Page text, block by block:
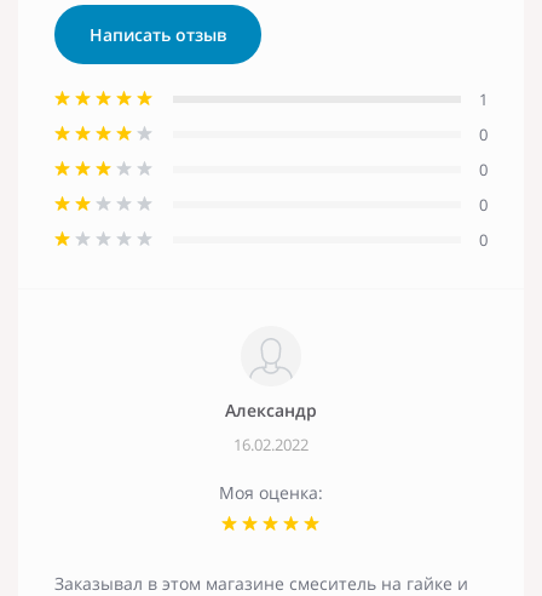
Написать отзыв
1
0
0
0
0
Александр
16.02.2022
Моя оценка:
Заказывал в этом магазине смеситель на гайке и